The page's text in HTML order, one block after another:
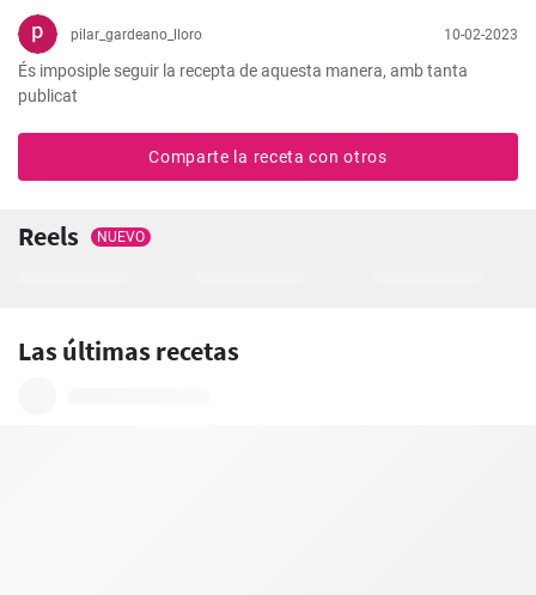
pilar_gardeano_lloro 10-02-2023
És imposiple seguir la recepta de aquesta manera, amb tanta
publicat
Comparte la receta con otros
Reels NUEVO
Las últimas recetas